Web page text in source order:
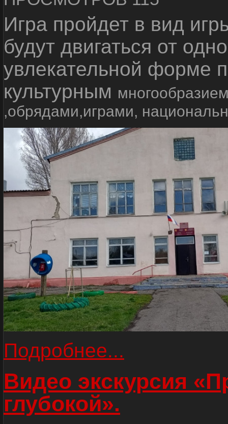
Игра пройдет в вид
будут двигаться от
увлекательной форме
культурным
,обрядами,играми,
Подробнее...
Видео экскурсия
глубокой».